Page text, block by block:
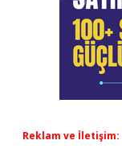
Reklam ve İletişim: